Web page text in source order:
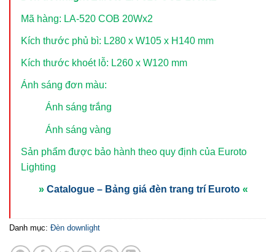
Mã hàng: LA-520 COB 20Wx2
Kích thước phủ bì: L280 x W105 x H140 mm
Kích thước khoét lỗ: L260 x W120 mm
Ánh sáng đơn màu:
Ánh sáng trắng
Ánh sáng vàng
Sản phẩm được bảo hành theo quy định của Euroto
Lighting
» Catalogue – Bảng giá đèn trang trí Euroto «
Danh mục: Đèn downlight